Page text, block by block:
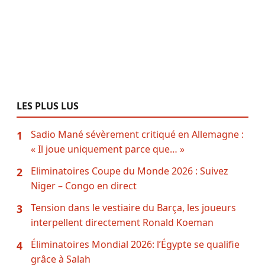
LES PLUS LUS
1
Sadio Mané sévèrement critiqué en Allemagne :
« Il joue uniquement parce que… »
2
Eliminatoires Coupe du Monde 2026 : Suivez
Niger – Congo en direct
3
Tension dans le vestiaire du Barça, les joueurs
interpellent directement Ronald Koeman
4
Éliminatoires Mondial 2026: l’Égypte se qualifie
grâce à Salah